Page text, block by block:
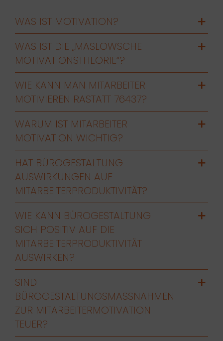
WAS IST MOTIVATION?
WAS IST DIE „MASLOWSCHE
MOTIVATIONSTHEORIE“?
WIE KANN MAN MITARBEITER
MOTIVIEREN RASTATT 76437?
WARUM IST MITARBEITER
MOTIVATION WICHTIG?
HAT BÜROGESTALTUNG
AUSWIRKUNGEN AUF
MITARBEITERPRODUKTIVITÄT?
WIE KANN BÜROGESTALTUNG
SICH POSITIV AUF DIE
MITARBEITERPRODUKTIVITÄT
AUSWIRKEN?
SIND
BÜROGESTALTUNGSMASSNAHMEN Z
UR MITARBEITERMOTIVATION T
EUER?